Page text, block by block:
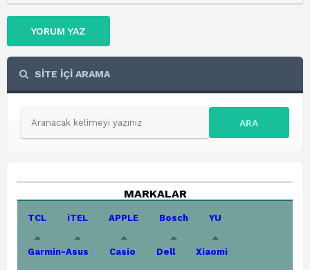
YORUM YAZ
SİTE İÇİ ARAMA
ARA
MARKALAR
TCL iTEL APPLE Bosch YU
Garmin-Asus Casio Dell Xiaomi